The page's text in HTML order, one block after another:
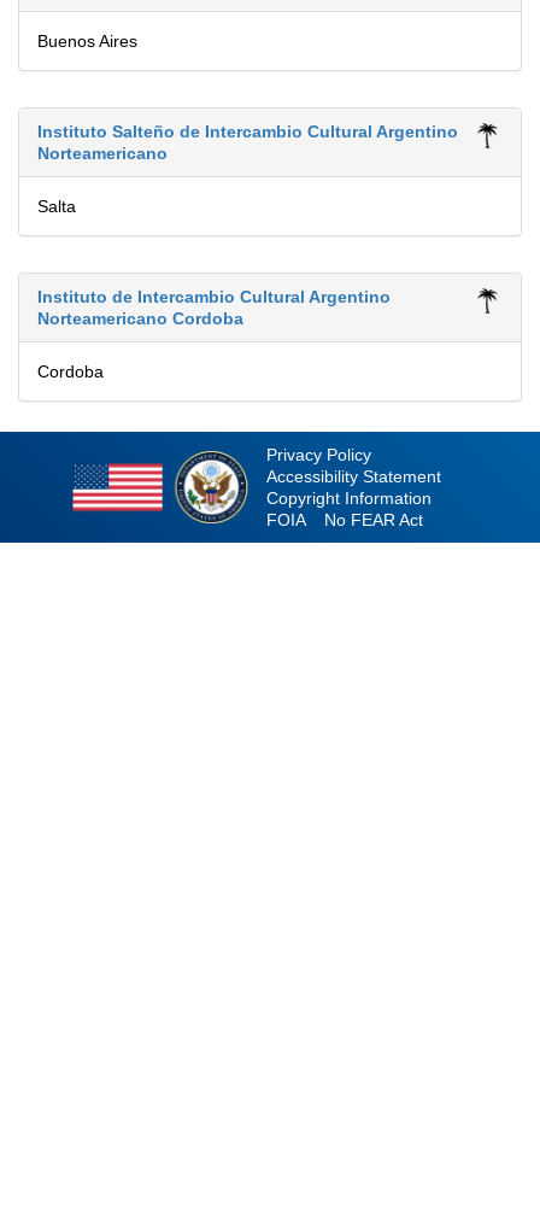
Buenos Aires
Instituto Salteño de Intercambio Cultural Argentino
Norteamericano
Salta
Instituto de Intercambio Cultural Argentino
Norteamericano Cordoba
Cordoba
Privacy Policy
Accessibility Statement
Copyright Information
FOIA
No FEAR Act